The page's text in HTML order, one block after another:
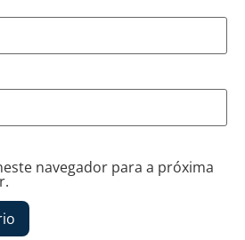
navegador para a próxima